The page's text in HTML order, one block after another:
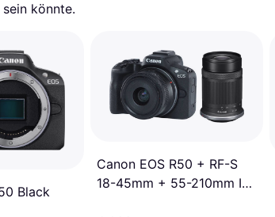
könnte.
Black
Canon EOS R50 + RF-S
18-45mm + 55-210mm IS